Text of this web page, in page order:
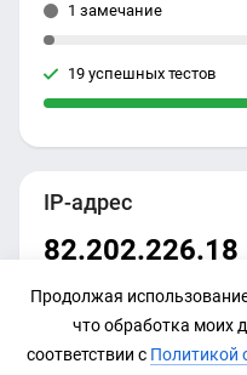
IP-адрес
82.202.226.18
1 замечание
19 успешных тестов
Продолжая
что обработка моих
соответствии с Политикой